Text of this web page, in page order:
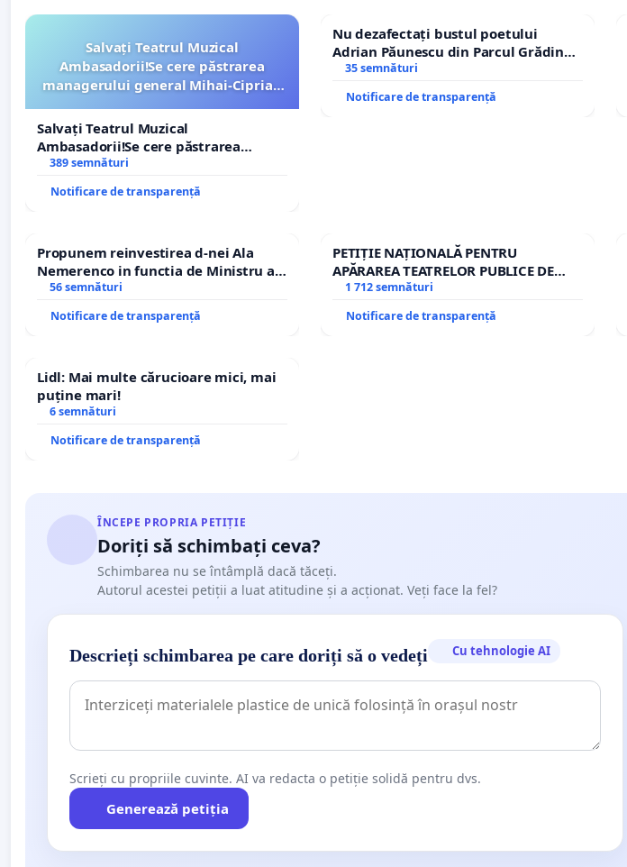
Salvați Teatrul Muzical
Ambasadorii!Se cere păstrarea
managerului general Mihai-Ciprian
Salvați Teatrul Muzical
Ambasadorii!Se cere păstrarea
managerului general Mihai-Ciprian
389 semnături
Notificare de transparență
Nu dezafectați bustul poetului
Adrian Păunescu din Parcul Grădina
Icoanei! Stop cenzurii culturale!
35 semnături
Notificare de transparență
Propunem reinvestirea d-nei Ala
Nemerenco in functia de Ministru al
Sanatatii
56 semnături
Notificare de transparență
PETIȚIE NAȚIONALĂ PENTRU
APĂRAREA TEATRELOR PUBLICE DE
REPERTORIU DIN ROMÂNIA
1 712 semnături
Notificare de transparență
Lidl: Mai multe cărucioare mici, mai
puține mari!
6 semnături
Notificare de transparență
ÎNCEPE PROPRIA PETIȚIE
Doriți să schimbați ceva?
Schimbarea nu se întâmplă dacă tăceți.
Autorul acestei petiții a luat atitudine și a acționat. Veți face la fel?
Descrieți schimbarea pe care doriți să o vedeți Cu tehnologie AI
Scrieți cu propriile cuvinte. AI va redacta o petiție solidă pentru dvs.
Generează petiția